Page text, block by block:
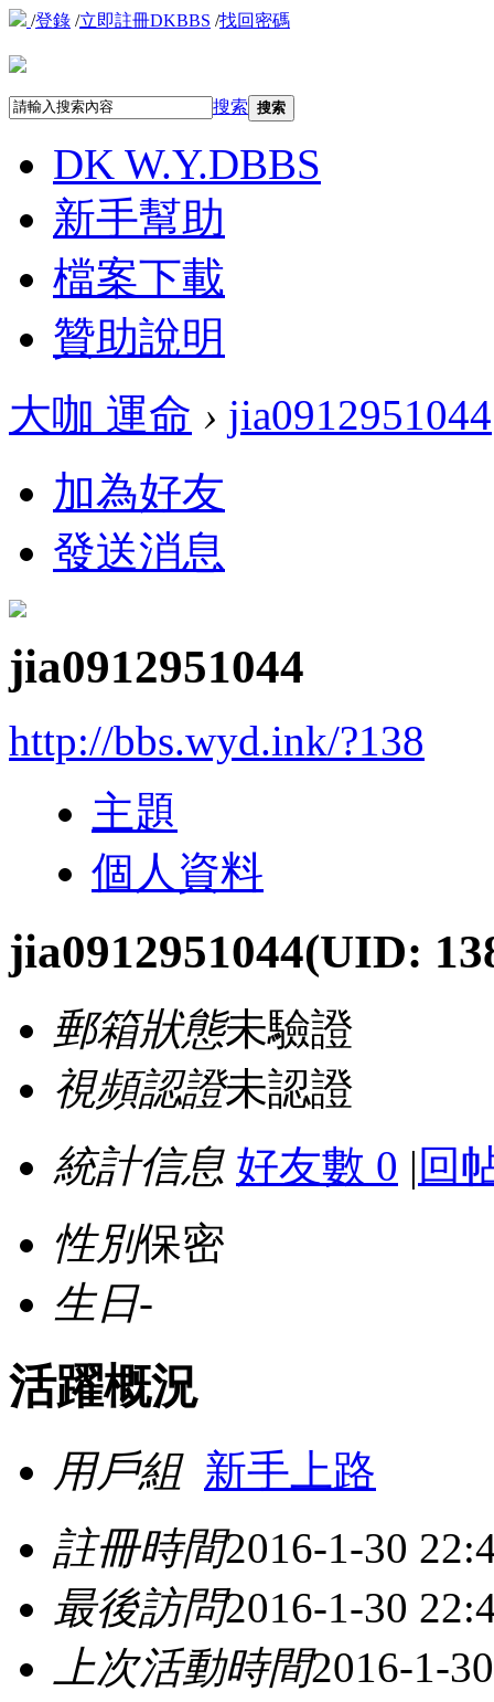
/登錄 /立即註冊DKBBS /找回密碼
搜索 搜索
DK W.Y.DBBS
新手幫助
檔案下載
贊助說明
大咖 運命 › jia0912951044
加為好友
發送消息
jia0912951044
http://bbs.wyd.ink/?138
主題
個人資料
jia0912951044(UID:
郵箱狀態未驗證
視頻認證未認證
統計信息 好友數 0 | 回
性別保密
生日-
活躍概況
用戶組 新手上路
註冊時間2016-1-30
最後訪問2016-1-30
上次活動時間2016-1-